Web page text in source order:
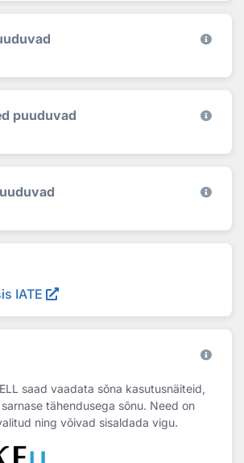
puuduvad
IATE
saad vaadata sõna kasutusnäiteid,
tähendusega sõnu. Need on
ning võivad sisaldada vigu.